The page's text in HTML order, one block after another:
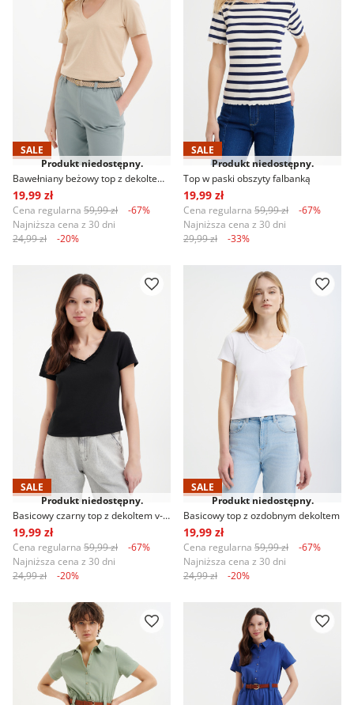
SALE
Produkt niedostępny.
19,99 zł
Cena regularna 59,99 zł
-67%
Najniższa cena z 30 dni
24,99 zł
-20%
SALE
Produkt niedostępny.
Top w paski obszyty falbanką
19,99 zł
Cena regularna 59,99 zł
-67%
Najniższa cena z 30 dni
29,99 zł
-33%
SALE
Produkt niedostępny.
19,99 zł
Cena regularna 59,99 zł
-67%
Najniższa cena z 30 dni
24,99 zł
-20%
SALE
Produkt niedostępny.
Basicowy top z ozdobnym dekoltem
19,99 zł
Cena regularna 59,99 zł
-67%
Najniższa cena z 30 dni
24,99 zł
-20%